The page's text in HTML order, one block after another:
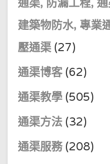
通渠, 防漏工程,
建築物防水, 專業
壓通渠 (27)
通渠博客(62)
通渠教學 (505)
通渠方法 (32)
通渠服務(208)